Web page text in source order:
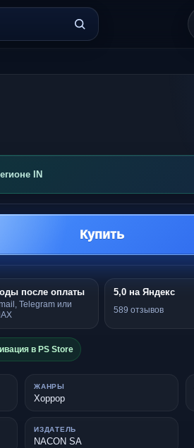
IN
Купить
после оплаты
Telegram или
5,0 на Яндекс
589 отзывов
в PS Store
ЖАНРЫ
Хоррор
ИЗДАТЕЛЬ
NACON SA